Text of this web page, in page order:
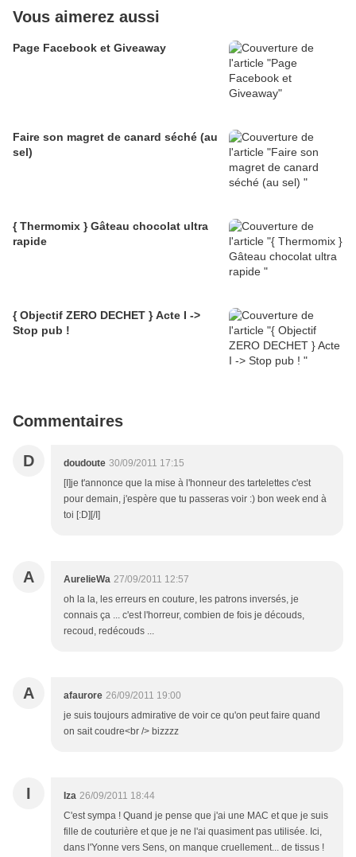
Vous aimerez aussi
Page Facebook et Giveaway
Faire son magret de canard séché (au
sel)
{ Thermomix } Gâteau chocolat ultra
rapide
{ Objectif ZERO DECHET } Acte I ->
Stop pub !
Commentaires
D doudoute 30/09/2011 17:15
[I]je t'annonce que la mise à l'honneur des tartelettes c'est
pour demain, j'espère que tu passeras voir :) bon week end à
toi [:D][/I]
A AurelieWa 27/09/2011 12:57
oh la la, les erreurs en couture, les patrons inversés, je
connais ça ... c'est l'horreur, combien de fois je découds,
recoud, redécouds ...
A afaurore 26/09/2011 19:00
je suis toujours admirative de voir ce qu'on peut faire quand
on sait coudre<br /> bizzzz
I Iza 26/09/2011 18:44
C'est sympa ! Quand je pense que j'ai une MAC et que je suis
fille de couturière et que je ne l'ai quasiment pas utilisée. Ici,
dans l'Yonne vers Sens, on manque cruellement... de tissus !